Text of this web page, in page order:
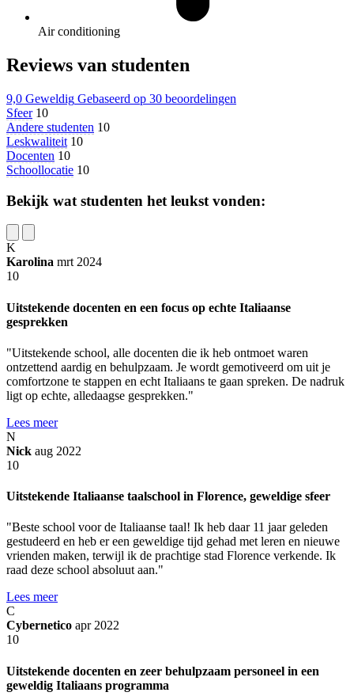
Air conditioning
Reviews van studenten
9,0 Geweldig Gebaseerd op 30 beoordelingen
Sfeer 10
Andere studenten 10
Leskwaliteit 10
Docenten 10
Schoollocatie 10
Bekijk wat studenten het leukst vonden:
K
Karolina mrt 2024
10
Uitstekende docenten en een focus op echte Italiaanse
gesprekken
"Uitstekende school, alle docenten die ik heb ontmoet waren
ontzettend aardig en behulpzaam. Je wordt gemotiveerd om uit je
comfortzone te stappen en echt Italiaans te gaan spreken. De nadruk
ligt op echte, alledaagse gesprekken."
Lees meer
N
Nick aug 2022
10
Uitstekende Italiaanse taalschool in Florence, geweldige sfeer
"Beste school voor de Italiaanse taal! Ik heb daar 11 jaar geleden
gestudeerd en heb er een geweldige tijd gehad met leren en nieuwe
vrienden maken, terwijl ik de prachtige stad Florence verkende. Ik
raad deze school absoluut aan."
Lees meer
C
Cybernetico apr 2022
10
Uitstekende docenten en zeer behulpzaam personeel in een
geweldig Italiaans programma